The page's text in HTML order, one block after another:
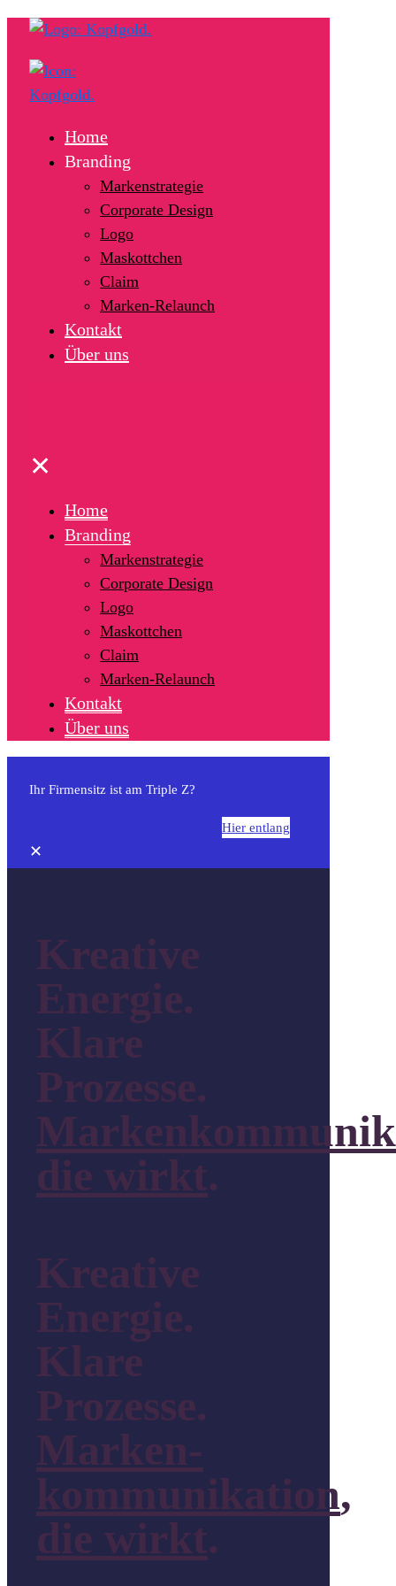
Home
Branding
Markenstrategie
Corporate Design
Logo
Maskottchen
Claim
Marken-Relaunch
Kontakt
Über uns
✕
Home
Branding
Markenstrategie
Corporate Design
Logo
Maskottchen
Claim
Marken-Relaunch
Kontakt
Über uns
Ihr Firmensitz ist am Triple Z?
Hier entlang
✕
Kreative
Energie.
Klare
Prozesse.
die wirkt.
Kreative
Energie.
Klare
Prozesse.
Marken-
kommunikation,
die wirkt.